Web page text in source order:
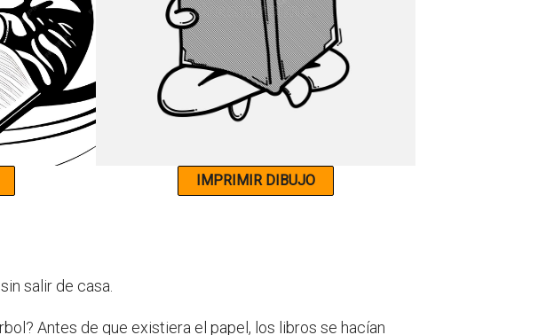
sin salir de casa.
Antes de que existiera el papel, los libros se hacían